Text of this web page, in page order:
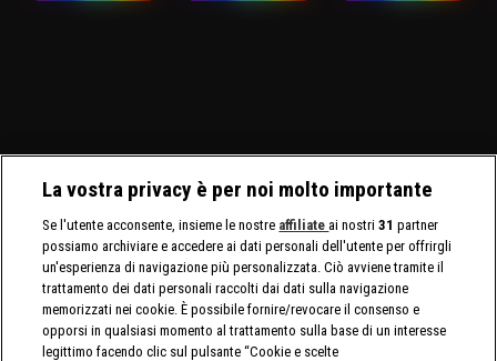
La vostra privacy è per noi molto importante
Se l'utente acconsente, insieme le nostre affiliate ai nostri31 partner
possiamo archiviare e accedere ai dati personali dell'utente per offrirgli
un'esperienza di navigazione più personalizzata. Ciò avviene tramite il
trattamento dei dati personali raccolti dai dati sulla navigazione
memorizzati nei cookie. È possibile fornire/revocare il consenso e
opporsi in qualsiasi momento al trattamento sulla base di un interesse
legittimo facendo clic sul pulsante “Cookie e scelte